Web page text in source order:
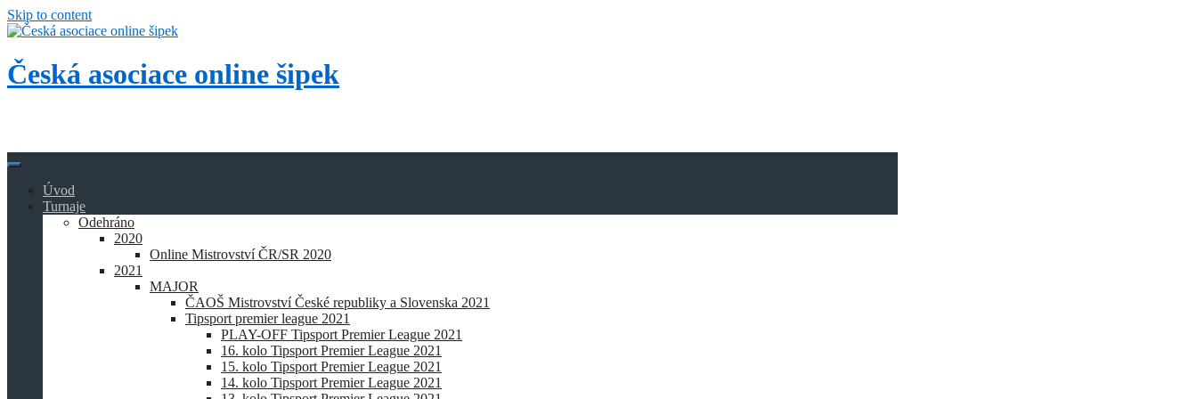
Skip to content
Česká asociace online šipek
Úvod
Turnaje
Odehráno
2020
Online Mistrovství ČR/SR 2020
2021
MAJOR
ČAOŠ Mistrovství České republiky a Slovenska 2021
Tipsport premier league 2021
PLAY-OFF Tipsport Premier League 2021
16. kolo Tipsport Premier League 2021
15. kolo Tipsport Premier League 2021
14. kolo Tipsport Premier League 2021